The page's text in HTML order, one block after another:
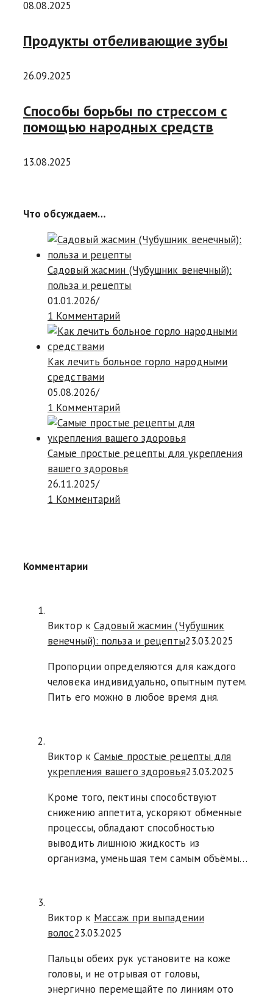
08.08.2025
Продукты отбеливающие зубы
26.09.2025
Способы борьбы по стрессом с
помощью народных средств
13.08.2025
Что обсуждаем…
Садовый жасмин (Чубушник венечный):
польза и рецепты
01.01.2026/
1 Комментарий
Как лечить больное горло народными
средствами
05.08.2026/
1 Комментарий
Самые простые рецепты для укрепления
вашего здоровья
26.11.2025/
1 Комментарий
Комментарии
Виктор к Садовый жасмин (Чубушник
венечный): польза и рецепты23.03.2025
Пропорции определяются для каждого
человека индивидуально, опытным путем.
Пить его можно в любое время дня.
Виктор к Самые простые рецепты для
укрепления вашего здоровья23.03.2025
Кроме того, пектины способствуют
снижению аппетита, ускоряют обменные
процессы, обладают способностью
выводить лишнюю жидкость из
организма, уменьшая тем самым объёмы…
Виктор к Массаж при выпадении
волос23.03.2025
Пальцы обеих рук установите на коже
головы, и не отрывая от головы,
энергично перемещайте по линиям ото